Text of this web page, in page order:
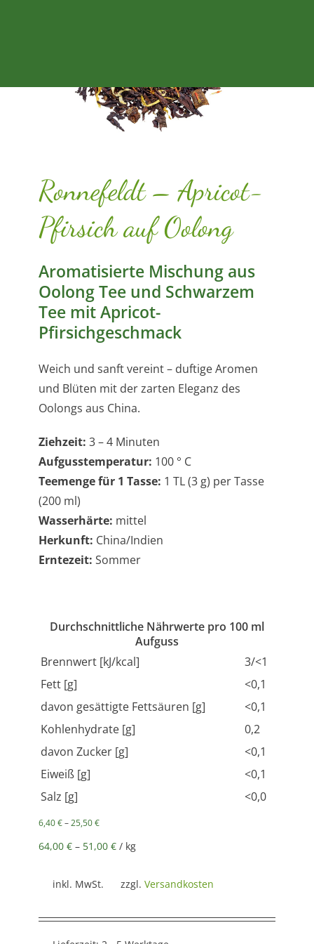
Ronnefeldt – Apricot-
Pfirsich auf Oolong
Aromatisierte Mischung aus
Oolong Tee und Schwarzem
Tee mit Apricot-
Pfirsichgeschmack
Weich und sanft vereint – duftige Aromen
und Blüten mit der zarten Eleganz des
Oolongs aus China.
Ziehzeit: 3 – 4 Minuten
Aufgusstemperatur: 100 ° C
Teemenge für 1 Tasse: 1 TL (3 g) per Tasse
(200 ml)
Wasserhärte: mittel
Herkunft: China/Indien
Erntezeit: Sommer
Durchschnittliche Nährwerte pro 100 ml
Aufguss
Brennwert [kJ/kcal]
3/<1
Fett [g]
<0,1
davon gesättigte Fettsäuren [g]
<0,1
Kohlenhydrate [g]
0,2
davon Zucker [g]
<0,1
Eiweiß [g]
<0,1
Salz [g]
<0,0
6,40€–25,50€
64,00 € – 51,00 € / kg
inkl. MwSt. zzgl. Versandkosten